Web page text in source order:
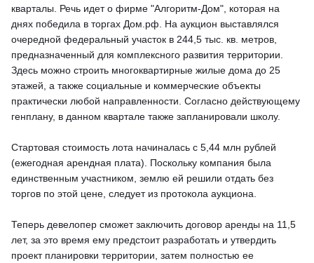
кварталы. Речь идет о фирме "Алгоритм-Дом", которая на
днях победила в торгах Дом.рф. На аукцион выставлялся
очередной федеральный участок в 244,5 тыс. кв. метров,
предназначенный для комплексного развития территории.
Здесь можно строить многоквартирные жилые дома до 25
этажей, а также социальные и коммерческие объекты
практически любой направленности. Согласно действующему
генплану, в данном квартале также запланировали школу.
Стартовая стоимость лота начиналась с 5,44 млн рублей
(ежегодная арендная плата). Поскольку компания была
единственным участником, землю ей решили отдать без
торгов по этой цене, следует из протокола аукциона.
Теперь девелопер сможет заключить договор аренды на 11,5
лет, за это время ему предстоит разработать и утвердить
проект планировки территории, затем полностью ее